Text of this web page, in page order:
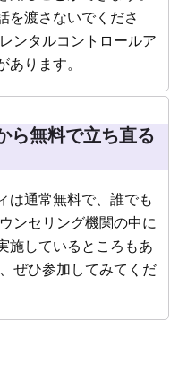
を渡さないでくださ
ンタルコントロールア
ります。
ら無料で立ち直る
は通常無料で、誰でも
ンセリング機関の中に
施しているところもあ
ぜひ参加してみてくだ